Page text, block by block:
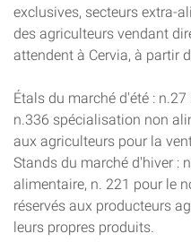
exclusives, secteurs extra-
des agriculteurs vendant
attendent à Cervia, à partir
Étals du marché d'été :
n.336 spécialisation non
aux agriculteurs pour la
Stands du marché d'hiver :
alimentaire, n. 221 pour le
réservés aux producteurs
leurs propres produits.